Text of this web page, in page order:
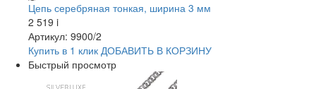
Цепь серебряная тонкая, ширина 3 мм
2 519 i
Артикул: 9900/2
Купить в 1 клик ДОБАВИТЬ В КОРЗИНУ
Быстрый просмотр